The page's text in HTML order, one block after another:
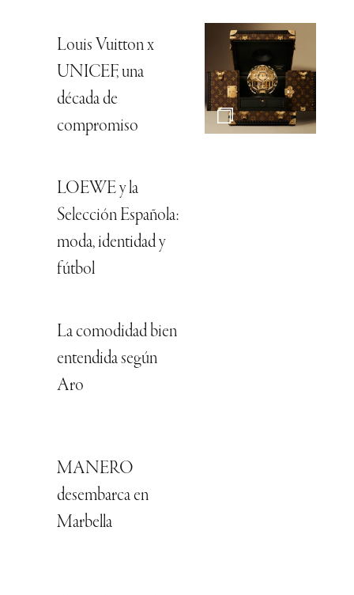
Louis Vuitton x
UNICEF, una
década de
compromiso
LOEWE y la
Selección Española:
moda, identidad y
fútbol
La comodidad bien
entendida según
Aro
MANERO
desembarca en
Marbella